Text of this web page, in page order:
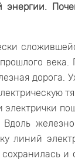
энергии.
века.
дорога.
электрички
линий